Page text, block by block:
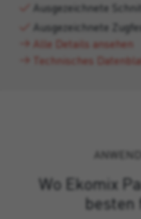
Ausgezeichnete
Ausgezeichnete
Alle Details ansehen
Technisches
Wo Ekomix
besten